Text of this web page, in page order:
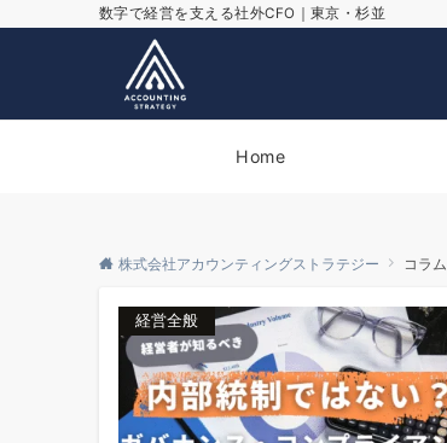
数字で経営を支える社外CFO｜東京・杉並
Home
株式会社アカウンティングストラテジー コラム
経営全般